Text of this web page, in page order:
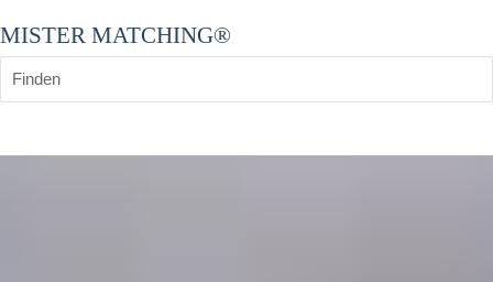
MISTER MATCHING®
Finden